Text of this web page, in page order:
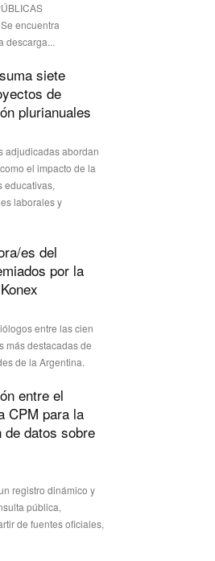
encuentra
descarga...
siete
de
plurianuales
adjudicadas abordan
el impacto de la
educativas,
laborales y
es del
por la
entre las cien
más destacadas de
de la Argentina.
entre el
CPM para la
de datos sobre
registro dinámico y
pública,
de fuentes oficiales,